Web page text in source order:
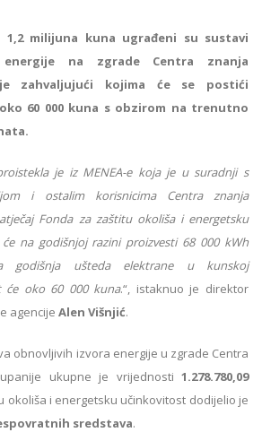
1,2 milijuna kuna ugrađeni su sustavi
na zgrade Centra znanja
zahvaljujući kojima će se postići
60 000 kuna s obzirom na trenutno
je iz MENEA-e koja je u suradnji s
i ostalim korisnicima Centra znanja
Fonda za zaštitu okoliša i energetsku
na godišnjoj razini proizvesti 68 000 kWh
godišnja ušteda elektrane u kunskoj
će oko 60 000 kuna.“, istaknuo je direktor
agencije Alen Višnjić.
obnovljivih izvora energije u zgrade Centra
ukupne je vrijednosti 1.278.780,09
okoliša i energetsku učinkovitost dodijelio je
sredstava.